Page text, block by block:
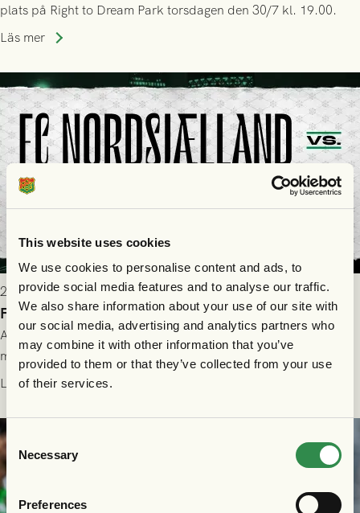
This website uses cookies
We use cookies to personalise content and ads, to
provide social media features and to analyse our traffic.
We also share information about your use of our site with
our social media, advertising and analytics partners who
may combine it with other information that you’ve
provided to them or that they’ve collected from your use
of their services.
Consent
Selection
Necessary
Preferences
plats på Right to Dream Park torsdagen den 30/7 kl. 19.00.
Läs mer
2026-07-28 17:36
FC Nordsjælland borta: Biljettuthämtning
All information om hur du byter ditt värdebevis mot
matchbiljett på plats i Danmark, samt vad som gäller för dig
som står på reservlista eller fått förhinder.
Läs mer